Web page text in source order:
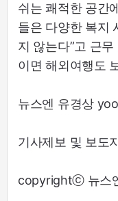
쉬는 쾌적한 공간
들은 다양한 복지
지 않는다”고 근
이면 해외여행도
뉴스엔 유경상
기사제보 및 보도
copyrightⓒ 뉴스